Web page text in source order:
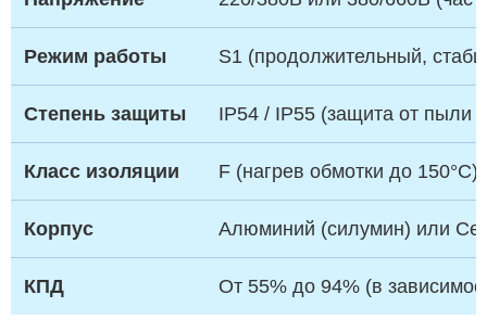
Режим работы S1 (продолжительный,
Степень защиты IP54 / IP55 (защита от пыли
Класс изоляции F (нагрев обмотки до 150°C)
Корпус Алюминий (силумин) или
КПД От 55% до 94% (в